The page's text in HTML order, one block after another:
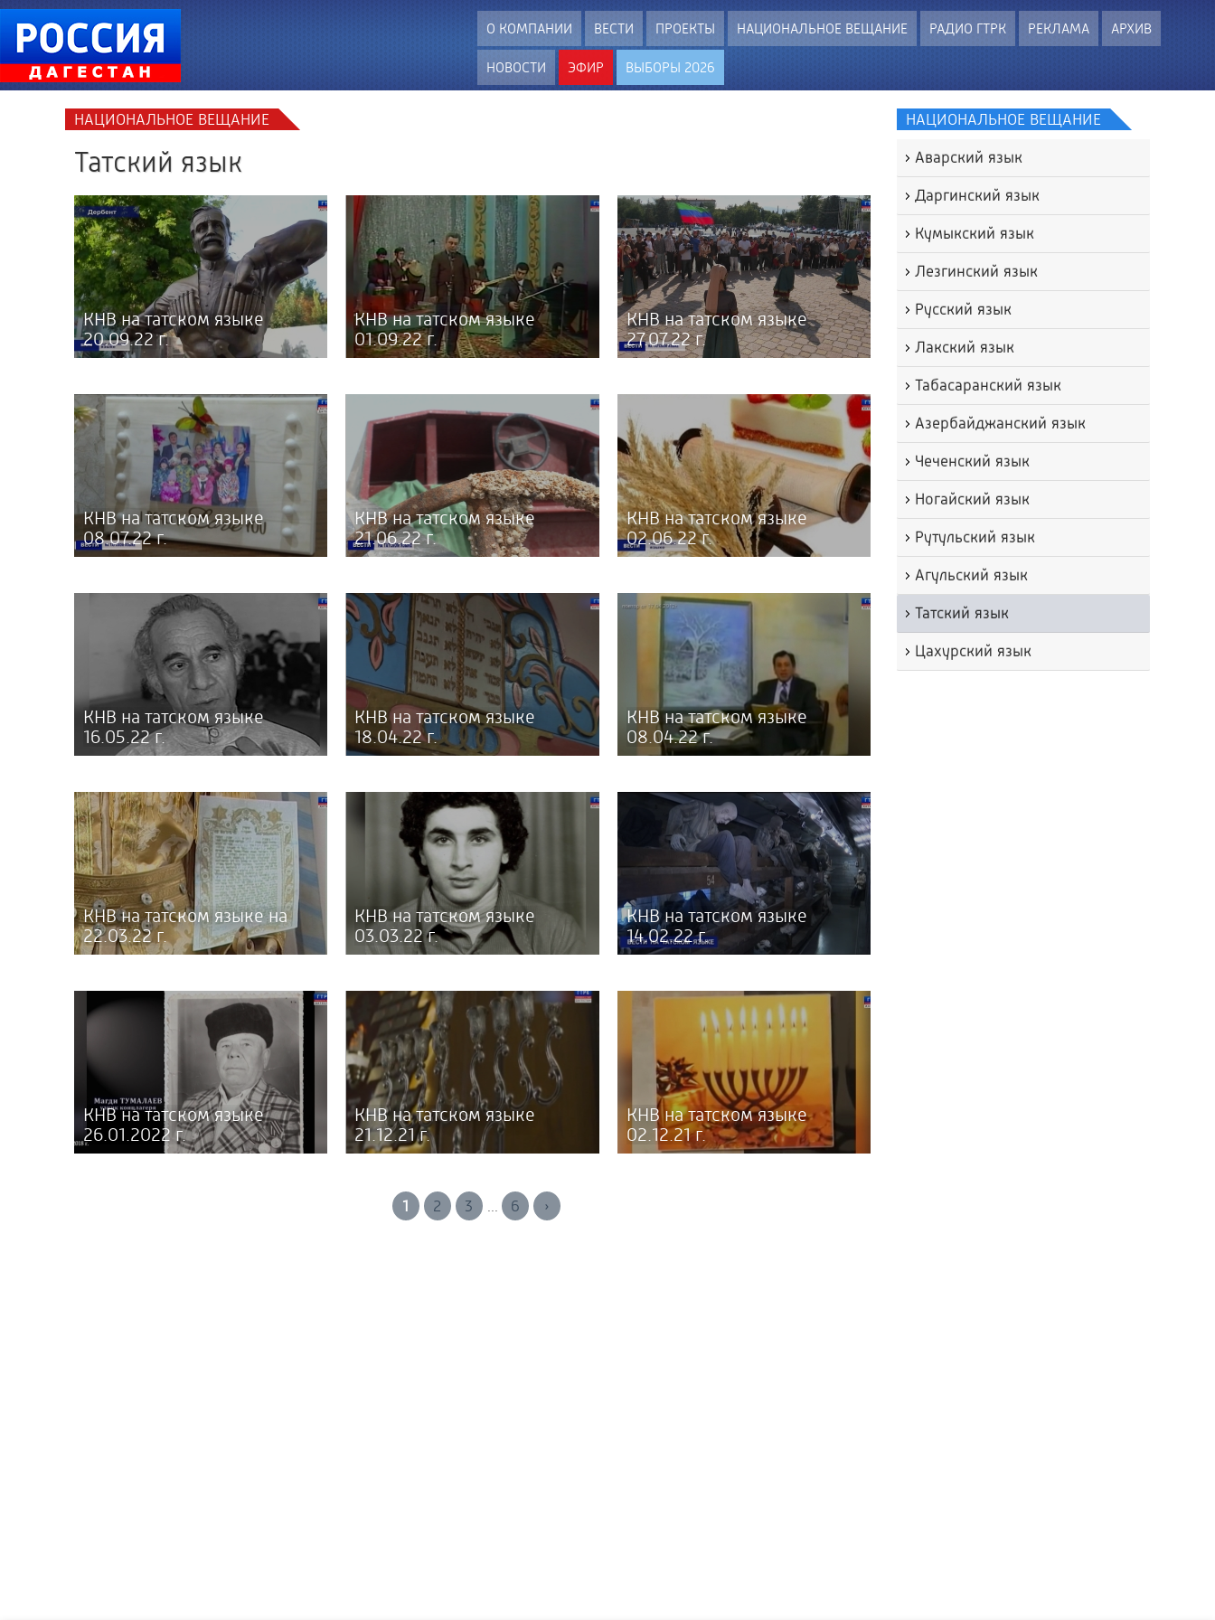
О КОМПАНИИ ВЕСТИ ПРОЕКТЫ НАЦИОНАЛЬНОЕ ВЕЩАНИЕ РАДИО ГТРК РЕКЛАМА АРХИВ
НОВОСТИ ЭФИР ВЫБОРЫ 2026
НАЦИОНАЛЬНОЕ ВЕЩАНИЕ
Аварский язык
Даргинский язык
Кумыкский язык
Лезгинский язык
Русский язык
Лакский язык
Табасаранский язык
Азербайджанский язык
Чеченский язык
Ногайский язык
Рутульский язык
Агульский язык
Татский язык
Цахурский язык
НАЦИОНАЛЬНОЕ ВЕЩАНИЕ
Татский язык
КНВ на татском языке
20.09.22 г.
КНВ на татском языке
01.09.22 г.
КНВ на татском языке
27.07.22 г.
КНВ на татском языке
08.07.22 г.
КНВ на татском языке
21.06.22 г.
КНВ на татском языке
02.06.22 г.
КНВ на татском языке
16.05.22 г.
КНВ на татском языке
18.04.22 г.
КНВ на татском языке
08.04.22 г.
КНВ на татском языке на
22.03.22 г.
КНВ на татском языке
03.03.22 г.
КНВ на татском языке
14.02.22 г.
КНВ на татском языке
26.01.2022 г.
КНВ на татском языке
21.12.21 г.
КНВ на татском языке
02.12.21 г.
1 2 3 ... 6 ›